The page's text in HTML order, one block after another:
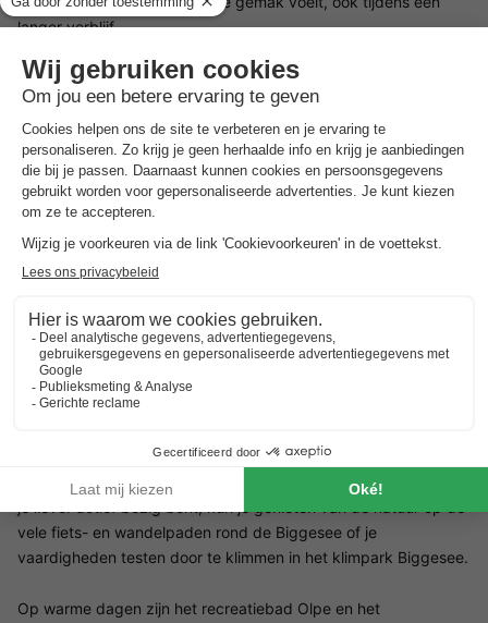
langer verblijf.
Horeca bij EuroParcs Biggesee
tussendoor: Een campingwinkel biedt alle benodigdheden voor
je dagelijkse behoeften, terwijl je bij de strandbar met uitzicht
op het meer kunt genieten van hapjes en drankjes. Hier kun je
de dag comfortabel afsluiten als de zon ondergaat boven het
water - zonder drukte en met een echt vakantiegevoel.
Ook rondom het park is genoeg te ontdekken. De regio biedt
tal van excursiebestemmingen en vrijetijdsactiviteiten voor jong
en oud.
bezoek de Krombacher Erlebniswelt, waar je een spannend
kijkje kunt nemen in de wereld van de beroemde brouwerij. Als
vele fiets- en wandelpaden rond de Biggesee of je
vaardigheden testen door te klimmen in het klimpark Biggesee.
Op warme dagen zijn het recreatiebad Olpe en het